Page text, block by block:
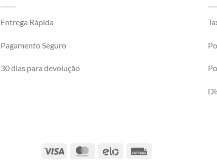
Entrega Rápida
Pagamento Seguro
30 dias para devolução